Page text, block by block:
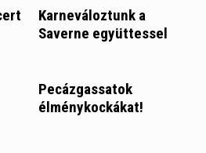
Karneváloztunk a
Saverne együttessel
Pecázgassatok
élménykockákat!